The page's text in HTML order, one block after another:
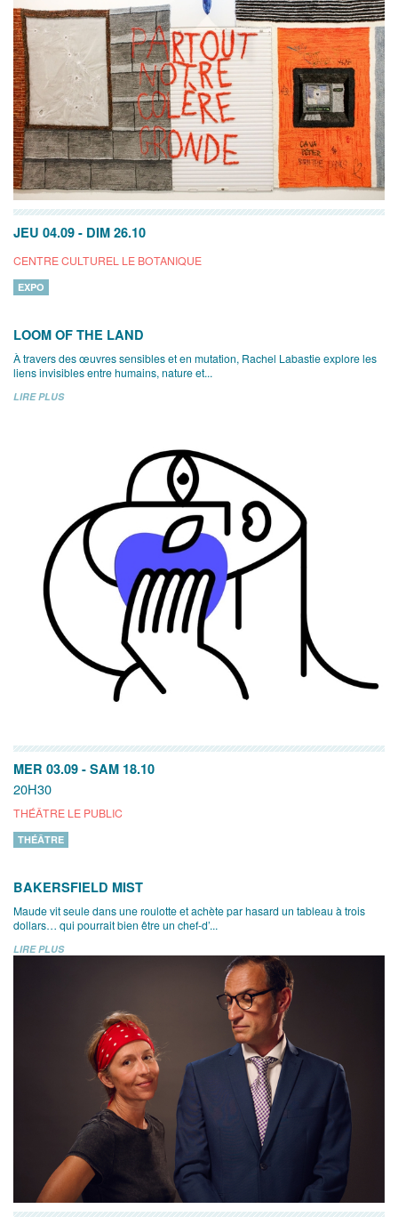
JEU 04.09 - DIM 26.10
CENTRE CULTUREL LE BOTANIQUE
EXPO
LOOM OF THE LAND
À travers des œuvres sensibles et en mutation, Rachel Labastie explore les
liens invisibles entre humains, nature et...
LIRE PLUS
MER 03.09 - SAM 18.10
20H30
THÉÂTRE LE PUBLIC
THÉÂTRE
BAKERSFIELD MIST
Maude vit seule dans une roulotte et achète par hasard un tableau à trois
dollars… qui pourrait bien être un chef-d’...
LIRE PLUS